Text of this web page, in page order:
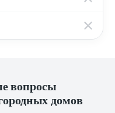
вопросы
домов